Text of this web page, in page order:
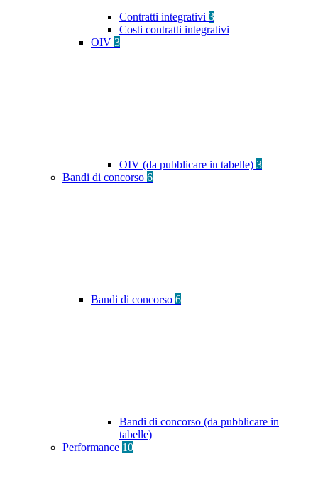
Contratti integrativi 3
Costi contratti integrativi
OIV 3
OIV (da pubblicare in tabelle) 3
Bandi di concorso 6
Bandi di concorso 6
Bandi di concorso (da pubblicare in
tabelle)
Performance 10